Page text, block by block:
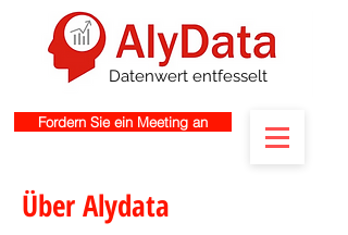
Datenwert entfesselt
Fordern Sie ein Meeting an
Über Alydata